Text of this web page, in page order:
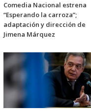
Comedia Nacional estrena
“Esperando la carroza”;
adaptación y dirección de
Jimena Márquez